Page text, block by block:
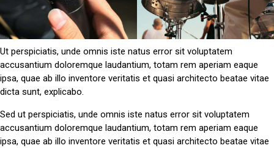
Ut perspiciatis, unde omnis iste natus error sit voluptatem
accusantium doloremque laudantium, totam rem aperiam eaque
ipsa, quae ab illo inventore veritatis et quasi architecto beatae vitae
dicta sunt, explicabo.
Sed ut perspiciatis, unde omnis iste natus error sit voluptatem
accusantium doloremque laudantium, totam rem aperiam eaque
ipsa, quae ab illo inventore veritatis et quasi architecto beatae vitae